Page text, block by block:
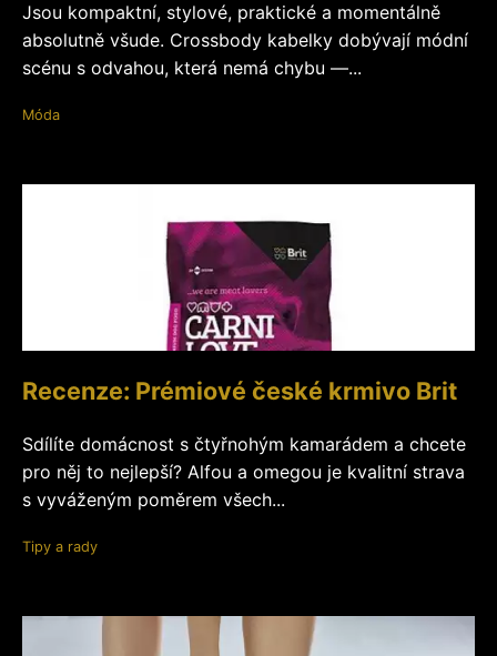
Jsou kompaktní, stylové, praktické a momentálně
absolutně všude. Crossbody kabelky dobývají módní
scénu s odvahou, která nemá chybu —...
Móda
Recenze: Prémiové české krmivo Brit
Sdílíte domácnost s čtyřnohým kamarádem a chcete
pro něj to nejlepší? Alfou a omegou je kvalitní strava
s vyváženým poměrem všech...
Tipy a rady